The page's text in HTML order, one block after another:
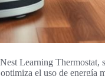
Learning Thermostat,
el uso de energía